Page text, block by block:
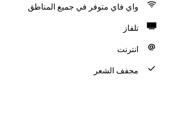
واي فاي متوفر في جميع المناطق
تلفاز
انترنت
مجفف الشعر